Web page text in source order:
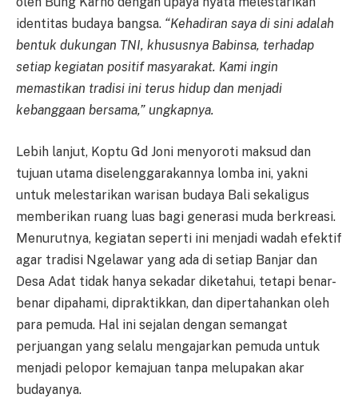
identitas budaya bangsa. “Kehadiran saya di sini adalah
bentuk dukungan TNI, khususnya Babinsa, terhadap
setiap kegiatan positif masyarakat. Kami ingin
memastikan tradisi ini terus hidup dan menjadi
kebanggaan bersama,” ungkapnya.
Lebih lanjut, Koptu Gd Joni menyoroti maksud dan
tujuan utama diselenggarakannya lomba ini, yakni
untuk melestarikan warisan budaya Bali sekaligus
memberikan ruang luas bagi generasi muda berkreasi.
Menurutnya, kegiatan seperti ini menjadi wadah efektif
agar tradisi Ngelawar yang ada di setiap Banjar dan
Desa Adat tidak hanya sekadar diketahui, tetapi benar-
benar dipahami, dipraktikkan, dan dipertahankan oleh
para pemuda. Hal ini sejalan dengan semangat
perjuangan yang selalu mengajarkan pemuda untuk
menjadi pelopor kemajuan tanpa melupakan akar
budayanya.